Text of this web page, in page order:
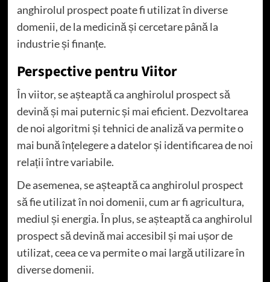
anghirolul prospect poate fi utilizat în diverse
domenii, de la medicină și cercetare până la
industrie și finanțe.
Perspective pentru Viitor
În viitor, se așteaptă ca anghirolul prospect să
devină și mai puternic și mai eficient. Dezvoltarea
de noi algoritmi și tehnici de analiză va permite o
mai bună înțelegere a datelor și identificarea de noi
relații între variabile.
De asemenea, se așteaptă ca anghirolul prospect
să fie utilizat în noi domenii, cum ar fi agricultura,
mediul și energia. În plus, se așteaptă ca anghirolul
prospect să devină mai accesibil și mai ușor de
utilizat, ceea ce va permite o mai largă utilizare în
diverse domenii.